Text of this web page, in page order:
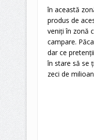
în această
produs de
veniţi în zonă
campare.
dar ce
în stare să se
zeci de